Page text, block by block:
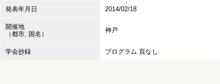
発表年月日 2014/02/18
開催地
（都市, 国名）
神戸
学会抄録 プログラム 頁なし